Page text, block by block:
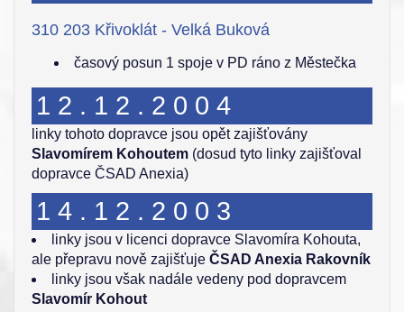
310 203 Křivoklát - Velká Buková
časový posun 1 spoje v PD ráno z Městečka
12.12.2004
linky tohoto dopravce jsou opět zajišťovány
Slavomírem Kohoutem (dosud tyto linky zajišťoval
dopravce ČSAD Anexia)
14.12.2003
linky jsou v licenci dopravce Slavomíra Kohouta,
ale přepravu nově zajišťuje ČSAD Anexia Rakovník
linky jsou však nadále vedeny pod dopravcem
Slavomír Kohout